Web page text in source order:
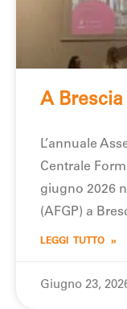
A Brescia
L’annuale
Centrale
giugno 2026
(AFGP) a
LEGGI TUTTO »
Giugno 23,